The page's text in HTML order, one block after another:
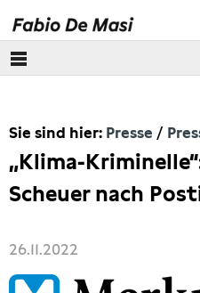
Europäisches Parlament
Themen
Pressebilder
Sie sind hier: Presse
„Klima-
Scheuer nach
26.11.2022